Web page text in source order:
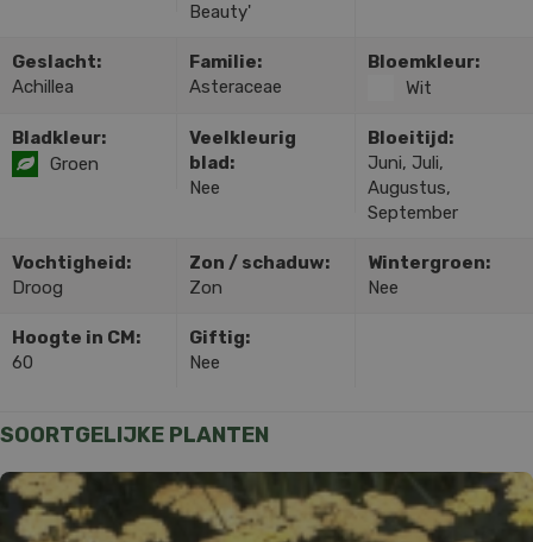
Beauty'
Geslacht:
Achillea
Familie:
Asteraceae
Bloemkleur:
Wit
Bladkleur:
Groen
Veelkleurig
blad:
Nee
Bloeitijd:
Juni, Juli,
Augustus,
September
Vochtigheid:
Droog
Zon / schaduw:
Zon
Wintergroen:
Nee
Hoogte in CM:
60
Giftig:
Nee
SOORTGELIJKE PLANTEN